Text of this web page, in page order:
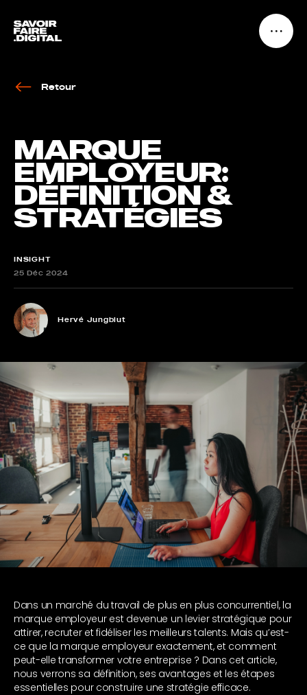
Retour
MARQUE
EMPLOYEUR:
DÉFINITION &
STRATÉGIES
Hervé Jungblut
INSIGHT
25 Déc 2024
Dans un marché du travail de plus en plus concurrentiel, la
marque employeur est devenue un levier stratégique pour
attirer, recruter et fidéliser les meilleurs talents. Mais qu’est-
ce que la marque employeur exactement, et comment
peut-elle transformer votre entreprise ? Dans cet article,
nous verrons sa définition, ses avantages et les étapes
essentielles pour construire une stratégie efficace.